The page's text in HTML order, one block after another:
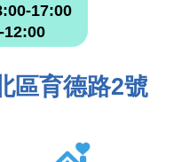
17:00
12:00
區育德路2號